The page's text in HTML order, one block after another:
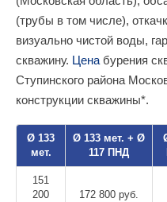
(трубы в том числе),
визуально чистой воды,
скважину. Цена бурения
Ступинского района
конструкции скважины*.
Ø 133
мет.
Ø 133 мет. + Ø
117 ПНД
151
200
172 800 руб.